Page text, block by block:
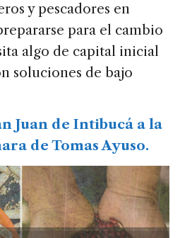
y pescadores en
para el cambio
algo de capital inicial
soluciones de bajo
Juan de Intibucá a la
de Tomas Ayuso.